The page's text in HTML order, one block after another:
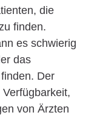
die
finden.
es schwierig
das
Der
von Ärzten